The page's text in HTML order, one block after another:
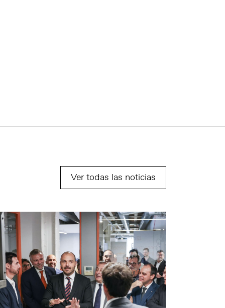
Ver todas las noticias